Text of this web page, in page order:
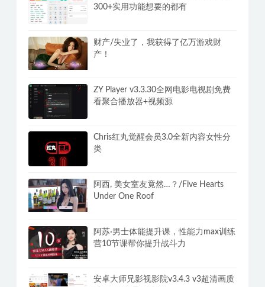
300+实用功能想要的都有
财产/失业了，我获得了亿万游戏财
产！
ZY Player v3.3.30全网电影电视剧免费
看聚合播放器+视频源
Chris红丸觉醒会员3.0全新内容女性分
类
阿西, 美女室友竟然…？/Five Hearts
Under One Roof
阿苏·男士体能提升课，性能力max训练
营10节课帮你提升战斗力
安卓大师兄影视影院v3.4.3 v3超清画质